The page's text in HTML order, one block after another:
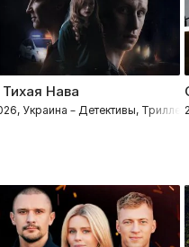
Криминал, Детективы
Тихая Нава
Украина – Детективы,